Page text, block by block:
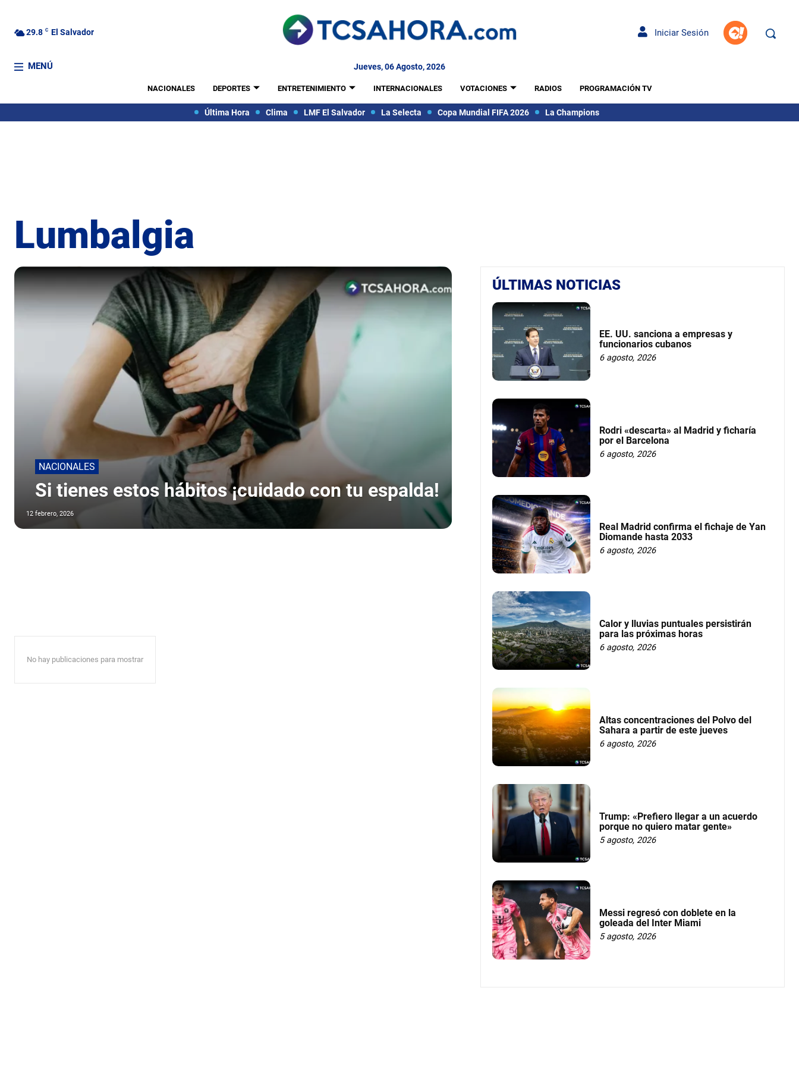
29.8 C El Salvador Iniciar Sesión
MENÚ Jueves, 06 Agosto, 2026
NACIONALES DEPORTES ENTRETENIMIENTO INTERNACIONALES VOTACIONES RADIOS PROGRAMACIÓN TV
Última Hora Clima LMF El Salvador La Selecta Copa Mundial FIFA 2026 La Champions
Lumbalgia
NACIONALES
Si tienes estos hábitos ¡cuidado con tu espalda!
12 febrero, 2026
No hay publicaciones para mostrar
ÚLTIMAS NOTICIAS
EE. UU. sanciona a empresas y
funcionarios cubanos
6 agosto, 2026
Rodri «descarta» al Madrid y ficharía
por el Barcelona
6 agosto, 2026
Real Madrid confirma el fichaje de Yan
Diomande hasta 2033
6 agosto, 2026
Calor y lluvias puntuales persistirán
para las próximas horas
6 agosto, 2026
Altas concentraciones del Polvo del
Sahara a partir de este jueves
6 agosto, 2026
Trump: «Prefiero llegar a un acuerdo
porque no quiero matar gente»
5 agosto, 2026
Messi regresó con doblete en la
goleada del Inter Miami
5 agosto, 2026